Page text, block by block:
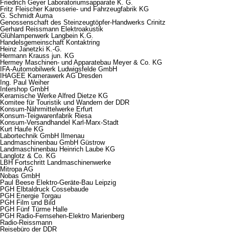
Friedrich Geyer Laboratoriumsapparate K. G.
Fritz Fleischer Karosserie- und Fahrzeugfabrik KG
G. Schmidt Auma
Genossenschaft des Steinzeugtöpfer-Handwerks Crinitz
Gerhard Reissmann Elektroakustik
Glühlampenwerk Langbein K.G.
Handelsgemeinschaft Kontaktring
Heinz Janetzki K.-G.
Hermann Krauss jun. KG
Hermey Maschinen- und Apparatebau Meyer & Co. KG
IFA-Automobilwerk Ludwigsfelde GmbH
IHAGEE Kamerawerk AG Dresden
Ing. Paul Weiher
Intershop GmbH
Keramische Werke Alfred Dietze KG
Komitee für Touristik und Wandern der DDR
Konsum-Nährmittelwerke Erfurt
Konsum-Teigwarenfabrik Riesa
Konsum-Versandhandel Karl-Marx-Stadt
Kurt Haufe KG
Labortechnik GmbH Ilmenau
Landmaschinenbau GmbH Güstrow
Landmaschinenbau Heinrich Laube KG
Langlotz & Co. KG
LBH Fortschritt Landmaschinenwerke
Mitropa AG
Nobas GmbH
Paul Beese Elektro-Geräte-Bau Leipzig
PGH Elbtaldruck Cossebaude
PGH Energie Torgau
PGH Film und Bild
PGH Fünf Türme Halle
PGH Radio-Fernsehen-Elektro Marienberg
Radio-Reissmann
Reisebüro der DDR